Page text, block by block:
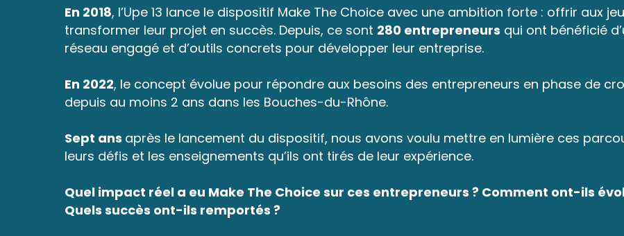
En 2018, l’Upe 13 lance le dispositif Make The Choice avec une ambition forte : offrir aux
transformer leur projet en succès. Depuis, ce sont 280 entrepreneurs qui ont bénéficié
réseau engagé et d’outils concrets pour développer leur entreprise.
En 2022, le concept évolue pour répondre aux besoins des entrepreneurs en phase de
depuis au moins 2 ans dans les Bouches-du-Rhône.
Sept ans après le lancement du dispositif, nous avons voulu mettre en lumière ces
leurs défis et les enseignements qu’ils ont tirés de leur expérience.
Quel impact réel a eu Make The Choice sur ces entrepreneurs ? Comment ont-ils
Quels succès ont-ils remportés ?